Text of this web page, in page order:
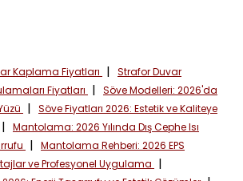
Kaplama Fiyatları | Strafor Duvar
Fiyatları | Söve Modelleri: 2026'da
| Söve Fiyatları 2026: Estetik ve Kaliteye
| Mantolama: 2026 Yılında Dış Cephe Isı
| Mantolama Rehberi: 2026 EPS
ve Profesyonel Uygulama |